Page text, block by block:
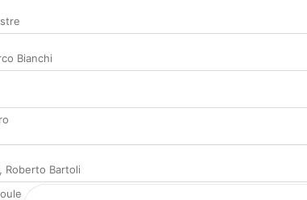
Bianchi
, Roberto Bartoli